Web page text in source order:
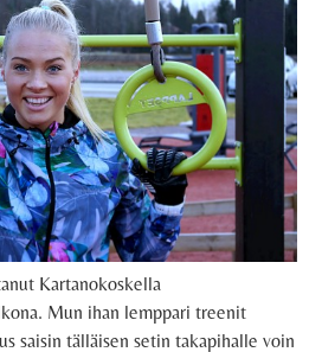
Kartanokoskella
Mun ihan lemppari treenit
saisin tälläisen setin takapihalle voin